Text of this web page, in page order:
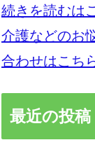
続きを読むは
介護などのお
合わせはこち
最近の投稿